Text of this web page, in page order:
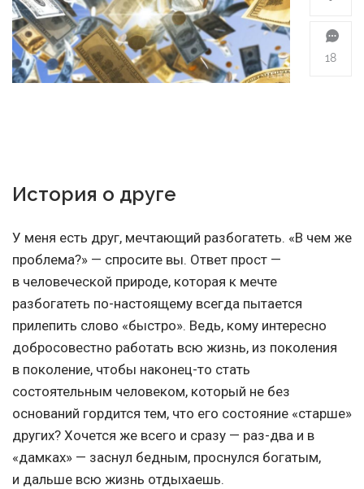
18
История о друге
У меня есть друг, мечтающий разбогатеть. «В чем же
проблема?» — спросите вы. Ответ прост —
в человеческой природе, которая к мечте
разбогатеть по-настоящему всегда пытается
прилепить слово «быстро». Ведь, кому интересно
добросовестно работать всю жизнь, из поколения
в поколение, чтобы наконец-то стать
состоятельным человеком, который не без
оснований гордится тем, что его состояние «старше»
других? Хочется же всего и сразу — раз-два и в
«дамках» — заснул бедным, проснулся богатым,
и дальше всю жизнь отдыхаешь.